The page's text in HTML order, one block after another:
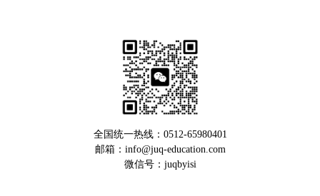
全国统一热线：0512-65980401
邮箱：info@juq-education.com
微信号：juqbyisi